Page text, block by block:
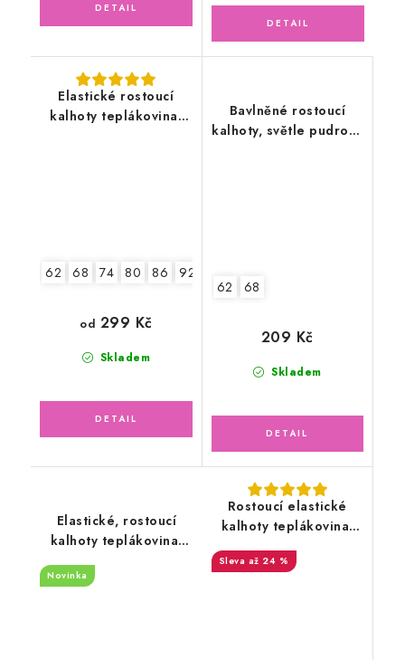
Elastické rostoucí
kalhoty teplákovina,
62 68 74 80 86 92
Skladem
od 299 Kč
Bavlněné rostoucí
kalhoty, světle pudrově
62 68
Skladem
209 Kč
Elastické, rostoucí
kalhoty teplákovina,
světle šedé
Novinka
Rostoucí elastické
kalhoty teplákovina,
sytě růžové pink
až 24 %